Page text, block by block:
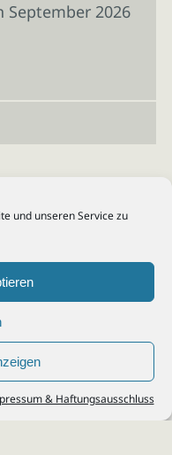
und unseren Service zu
& Haftungsausschluss
September 2026
Poll, Porz, Deutz, Mülheim,